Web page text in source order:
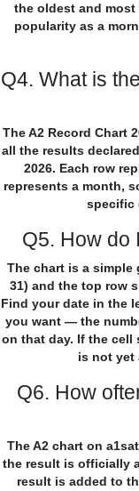
the oldest and most
popularity as a
Q4. What is
The A2 Record Chart
all the results
2026. Each row
represents a month,
specific
Q5. How do
The chart is a simple
31) and the top row
Find your date in the
you want — the
on that day. If the cell
is not yet
Q6. How
The A2 chart on
the result is officially
result is added to